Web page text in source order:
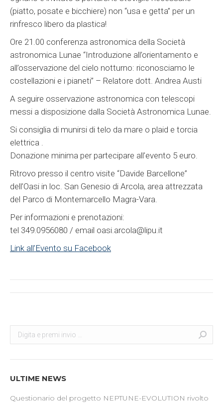
(piatto, posate e bicchiere) non “usa e getta” per un
rinfresco libero da plastica!
Ore 21.00 conferenza astronomica della Società
astronomica Lunae “Introduzione all’orientamento e
all’osservazione del cielo notturno: riconosciamo le
costellazioni e i pianeti” – Relatore dott. Andrea Austi
A seguire osservazione astronomica con telescopi
messi a disposizione dalla Società Astronomica Lunae.
Si consiglia di munirsi di telo da mare o plaid e torcia
elettrica .
Donazione minima per partecipare all’evento 5 euro.
Ritrovo presso il centro visite “Davide Barcellone”
dell’Oasi in loc. San Genesio di Arcola, area attrezzata
del Parco di Montemarcello Magra-Vara.
Per informazioni e prenotazioni:
tel 349.0956080 / email oasi.arcola@lipu.it
Link all’Evento su Facebook
Post
Search:
Cerca
ULTIME NEWS
Questionario del progetto NEPTUNE-EVOLUTION rivolto